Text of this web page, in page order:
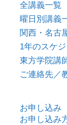
全講義一覧
曜日別講義
関西・名古
1年のスケ
東方学院講
ご連絡先／
お申し込み
お申し込み